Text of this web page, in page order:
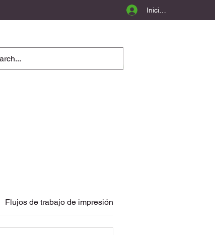
Iniciar sesión
Flujos de trabajo de impresión